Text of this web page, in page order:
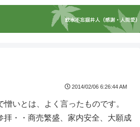
2014/02/06 6:26:44 AM
いとは、よく言ったものです。
拝・・商売繁盛、家内安全、大願成